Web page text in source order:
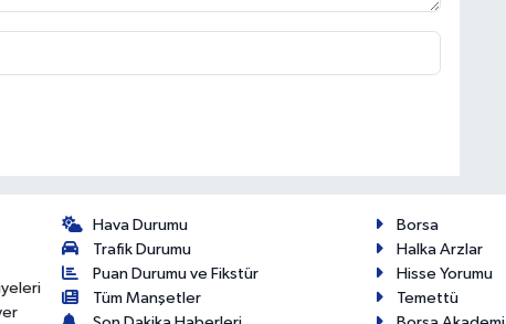
Hava Durumu
Trafik Durumu
Puan Durumu ve Fikstür
Tüm Manşetler
Borsa
Halka Arzlar
Hisse Yorumu
Temettü